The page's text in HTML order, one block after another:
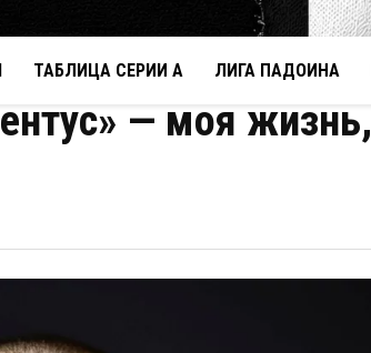
ТАБЛИЦА СЕРИИ А ЛИГА ПАДОИНА
— моя жизнь,